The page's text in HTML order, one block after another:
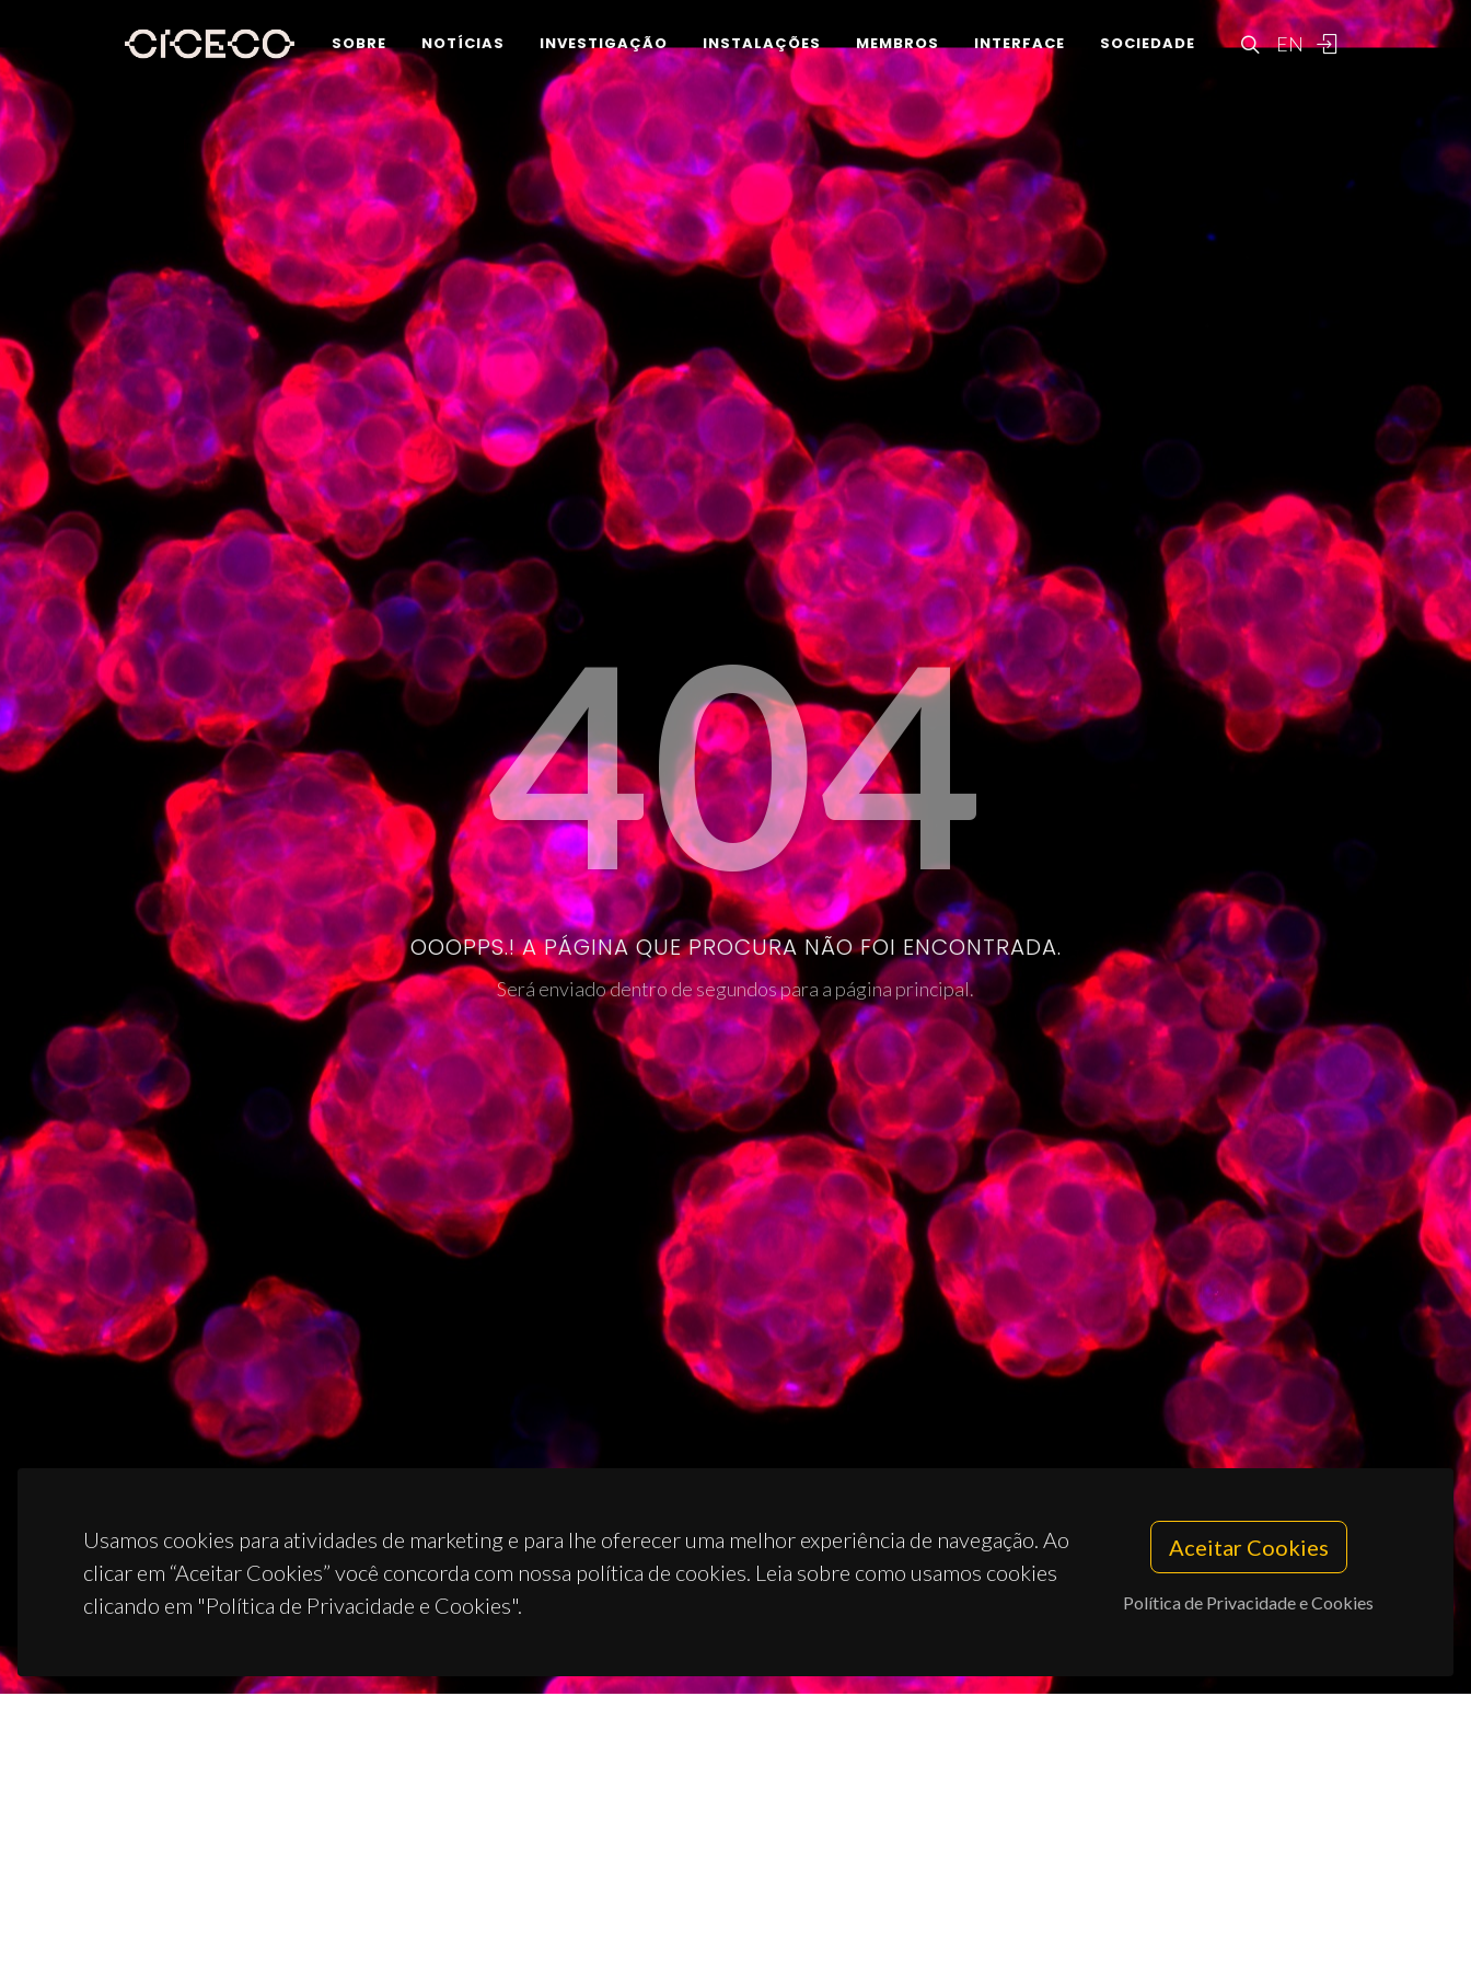
EN
SOBRE NOTÍCIAS INVESTIGAÇÃO INSTALAÇÕES MEMBROS INTERFACE SOCIEDADE
404
OOOPPS.! A PÁGINA QUE PROCURA NÃO FOI ENCONTRADA.
Será enviado dentro de segundos para a página principal.
Usamos cookies para atividades de marketing e para lhe oferecer uma melhor experiência de navegação. Ao
clicar em “Aceitar Cookies” você concorda com nossa política de cookies. Leia sobre como usamos cookies
clicando em "Política de Privacidade e Cookies".
Aceitar Cookies
Política de Privacidade e Cookies